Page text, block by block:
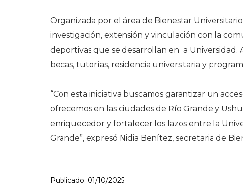
Organizada por el área de Bienestar
investigación, extensión y vinculación con la
deportivas que se desarrollan en la Universidad.
becas, tutorías, residencia universitaria y
“Con esta iniciativa buscamos garantizar un
ofrecemos en las ciudades de Río Grande y
enriquecedor y fortalecer los lazos entre la
Grande”, expresó Nidia Benítez, secretaria de
Publicado: 01/10/2025